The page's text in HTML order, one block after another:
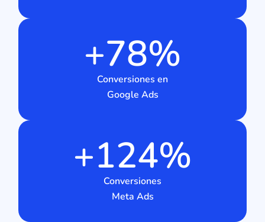
+78%
Conversiones en
Google Ads
+124%
Conversiones
Meta Ads